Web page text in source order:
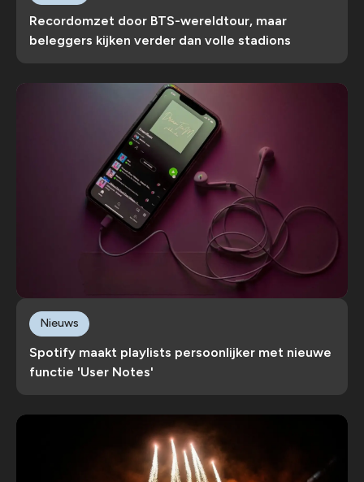
Recordomzet door BTS-wereldtour, maar
beleggers kijken verder dan volle stadions
Spotify maakt playlists persoonlijker met nieuwe
functie 'User Notes'
Nieuws